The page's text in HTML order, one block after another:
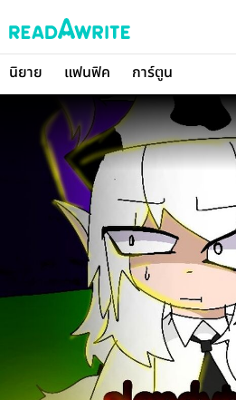
นิยาย แฟนฟิค การ์ตูน